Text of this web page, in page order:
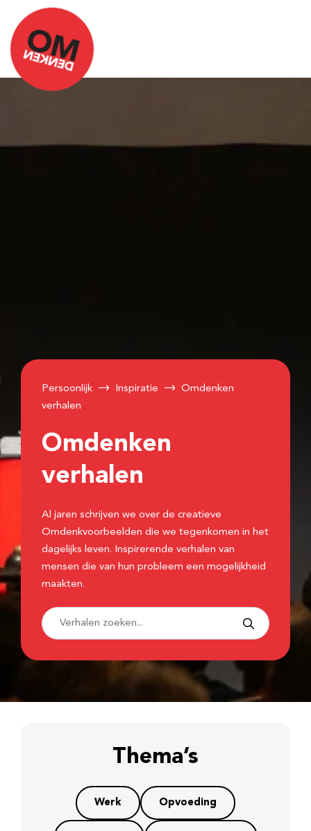
Persoonlijk Inspiratie
Omdenken
verhalen
Omdenken
verhalen
Al jaren schrijven we over de creatieve
Omdenkvoorbeelden die we tegenkomen in het
dagelijks leven. Inspirerende verhalen van
mensen die van hun probleem een mogelijkheid
maakten.
Thema’s
Werk Opvoeding